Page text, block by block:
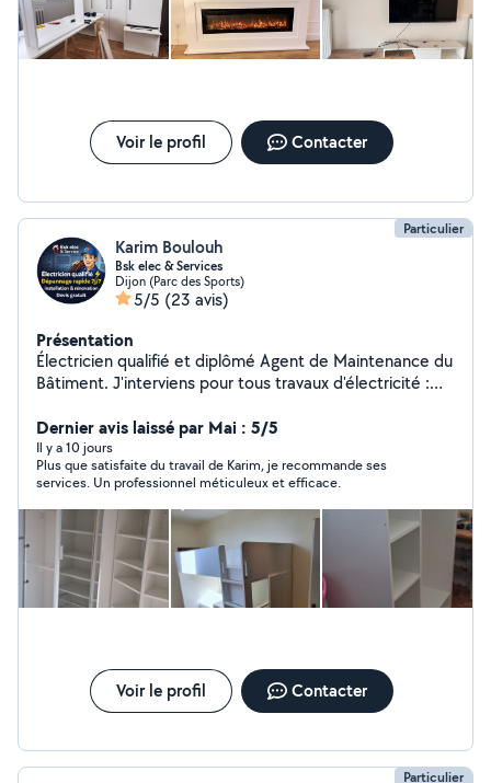
Voir le profil Contacter
Particulier
Karim Boulouh
Bsk elec & Services
Dijon (Parc des Sports)
5/5 (23 avis)
Présentation
Électricien qualifié et diplômé Agent de Maintenance du
Bâtiment. J'interviens pour tous travaux d'électricité :
et mise aux normes. Grâce à ma formation tous corps
d'état, je réalise également divers travaux de
maintenance et multi-services (petits travaux,
réparations, montage de meubles, plomberie et
peinture). Travail soigné, sérieux et intervention rapide
Dernier avis laissé par Mai : 5/5
Il y a 10 jours
Plus que satisfaite du travail de Karim, je recommande ses
services. Un professionnel méticuleux et efficace.
Voir le profil Contacter
Particulier